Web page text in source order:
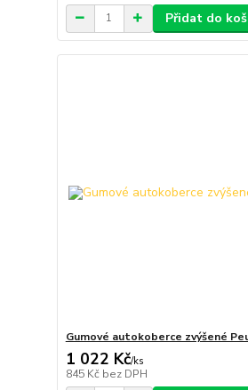
Přidat do
Gumové autokoberce zvýšené
1 022 Kč/ks
845 Kč bez DPH